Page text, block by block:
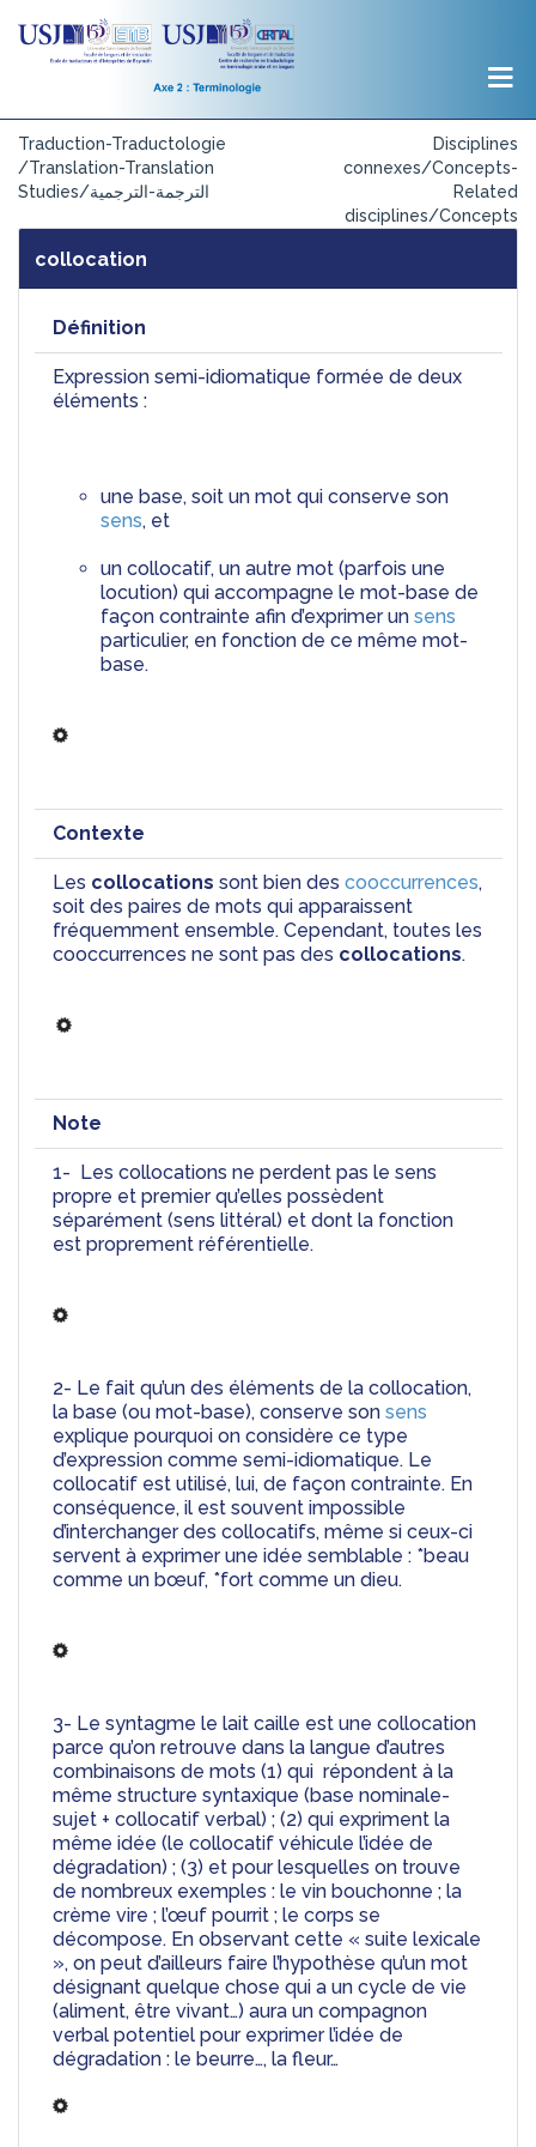
Traduction-Traductologie
/Translation-Translation
Studies/الترجمة-الترجمية
Disciplines
connexes/Concepts-
Related
disciplines/Concepts
collocation
Définition
Expression semi-idiomatique formée de deux
éléments :
une base, soit un mot qui conserve son
sens, et
un collocatif, un autre mot (parfois une
locution) qui accompagne le mot-base de
façon contrainte afin d’exprimer un sens
particulier, en fonction de ce même mot-
base.
Contexte
Les collocations sont bien des cooccurrences,
soit des paires de mots qui apparaissent
fréquemment ensemble. Cependant, toutes les
cooccurrences ne sont pas des collocations.
Note
1-  Les collocations ne perdent pas le sens
propre et premier qu’elles possèdent
séparément (sens littéral) et dont la fonction
est proprement référentielle.
2- Le fait qu’un des éléments de la collocation,
la base (ou mot-base), conserve son sens
explique pourquoi on considère ce type
d’expression comme semi-idiomatique. Le
collocatif est utilisé, lui, de façon contrainte. En
conséquence, il est souvent impossible
d’interchanger des collocatifs, même si ceux-ci
servent à exprimer une idée semblable : *beau
comme un bœuf, *fort comme un dieu.
3- Le syntagme le lait caille est une collocation
parce qu’on retrouve dans la langue d’autres
combinaisons de mots (1) qui  répondent à la
même structure syntaxique (base nominale-
sujet + collocatif verbal) ; (2) qui expriment la
même idée (le collocatif véhicule l’idée de
dégradation) ; (3) et pour lesquelles on trouve
de nombreux exemples : le vin bouchonne ; la
crème vire ; l’œuf pourrit ; le corps se
décompose. En observant cette « suite lexicale
», on peut d’ailleurs faire l’hypothèse qu’un mot
désignant quelque chose qui a un cycle de vie
(aliment, être vivant…) aura un compagnon
verbal potentiel pour exprimer l’idée de
dégradation : le beurre…, la fleur…